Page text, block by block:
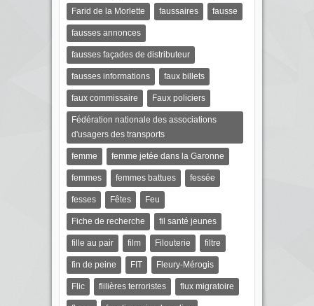
Farid de la Morlette faussaires fausse
fausses annonces
fausses façades de distributeur
fausses informations faux billets
faux commissaire Faux policiers
Fédération nationale des associations
d'usagers des transports
femme femme jetée dans la Garonne
femmes femmes battues fessée
fesses Fêtes Feu
Fiche de recherche fil santé jeunes
fille au pair film Filouterie filtre
fin de peine FIT Fleury-Mérogis
Flic flilières terroristes flux migratoire